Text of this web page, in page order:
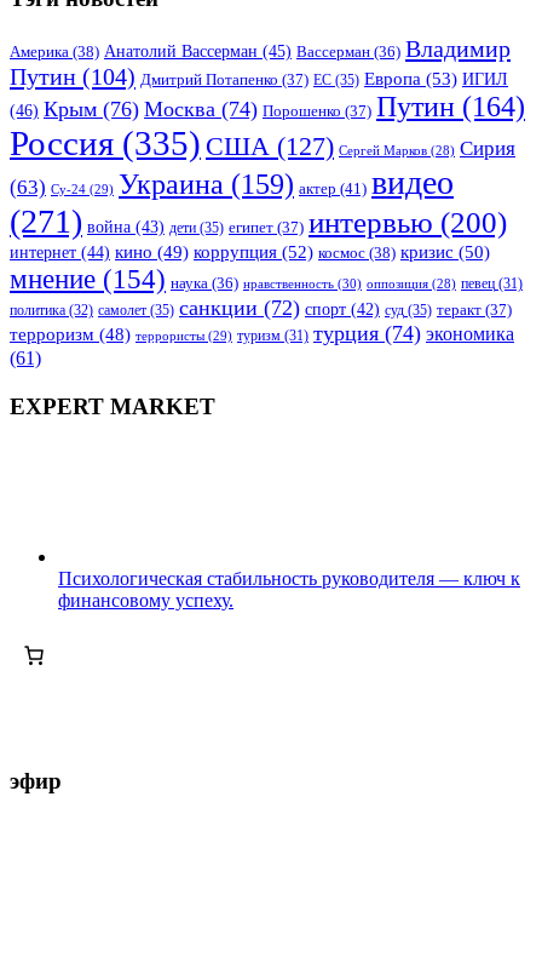
Америка (38) Анатолий Вассерман (45) Вассерман (36) Владимир
Путин (104) Дмитрий Потапенко (37) ЕС (35) Европа (53) ИГИЛ
(46) Крым (76) Москва (74) Порошенко (37) Путин (164)
Россия (335) США (127) Сергей Марков (28) Сирия
(63) Су-24 (29) Украина (159) актер (41) видео
(271) война (43) дети (35) египет (37) интервью (200)
интернет (44) кино (49) коррупция (52) космос (38) кризис (50)
мнение (154) наука (36) нравственность (30) оппозиция (28) певец (31)
политика (32) самолет (35) санкции (72) спорт (42) суд (35) теракт (37)
терроризм (48) террористы (29) туризм (31) турция (74) экономика
(61)
EXPERT MARKET
Психологическая стабильность руководителя — ключ к
финансовому успеху.
эфир